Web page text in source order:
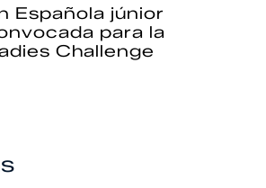
Española júnior
para la
Challenge